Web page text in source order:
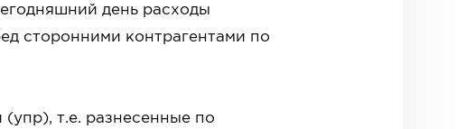
день расходы
сторонними контрагентами по
т.е. разнесенные по